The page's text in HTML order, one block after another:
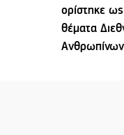
ορίστηκε
θέματα